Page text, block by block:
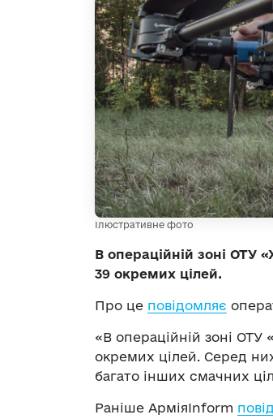
Ілюстративне фото
В операційній зоні
39 окремих цілей.
Про це повідомляє
«В операційній зоні
окремих цілей. Серед
багато інших смачних
Раніше АрміяInform